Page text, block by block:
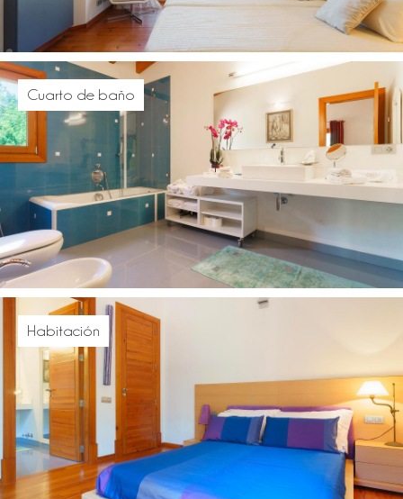
Cuarto de baño
Habitación